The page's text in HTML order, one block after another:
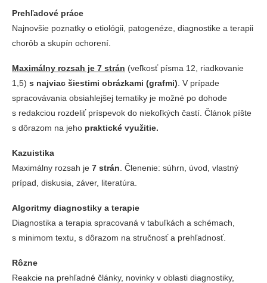
Prehľadové práce
Najnovšie poznatky o etiológii, patogenéze, diagnostike a terapii
chorôb a skupín ochorení.
Maximálny rozsah je 7 strán (veľkosť písma 12, riadkovanie
1,5) s najviac šiestimi obrázkami (grafmi) . V prípade
spracovávania obsiahlejšej tematiky je možné po dohode
s redakciou rozdeliť príspevok do niekoľkých častí. Článok píšte
s dôrazom na jeho praktické využitie.
Kazuistika
Maximálny rozsah je 7 strán . Členenie: súhrn, úvod, vlastný
prípad, diskusia, záver, literatúra.
Algoritmy diagnostiky a terapie
Diagnostika a terapia spracovaná v tabuľkách a schémach,
s minimom textu, s dôrazom na stručnosť a prehľadnosť.
Rôzne
Reakcie na prehľadné články, novinky v oblasti diagnostiky,